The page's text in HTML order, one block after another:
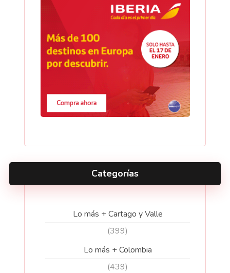
Categorías
Lo más + Cartago y Valle
(399)
Lo más + Colombia
(439)